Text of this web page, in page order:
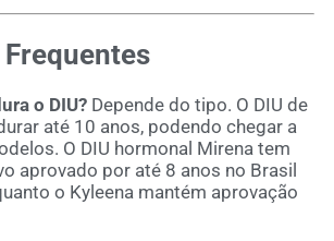
o DIU? Depende do tipo. O DIU de
até 10 anos, podendo chegar a
O DIU hormonal Mirena tem
aprovado por até 8 anos no Brasil
o Kyleena mantém aprovação